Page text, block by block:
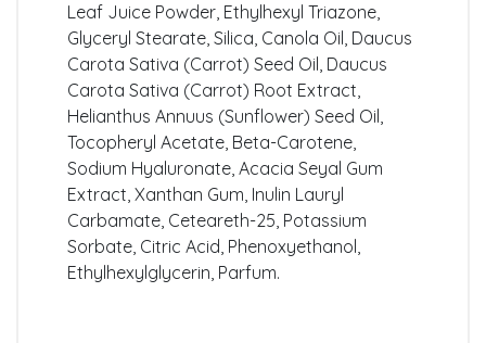
Leaf Juice Powder, Ethylhexyl Triazone,
Glyceryl Stearate, Silica, Canola Oil, Daucus
Carota Sativa (Carrot) Seed Oil, Daucus
Carota Sativa (Carrot) Root Extract,
Helianthus Annuus (Sunflower) Seed Oil,
Tocopheryl Acetate, Beta-Carotene,
Sodium Hyaluronate, Acacia Seyal Gum
Extract, Xanthan Gum, Inulin Lauryl
Carbamate, Ceteareth-25, Potassium
Sorbate, Citric Acid, Phenoxyethanol,
Ethylhexylglycerin, Parfum.